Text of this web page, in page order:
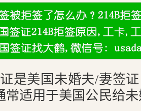
是美国未婚夫/妻签
常适用于美国公民给